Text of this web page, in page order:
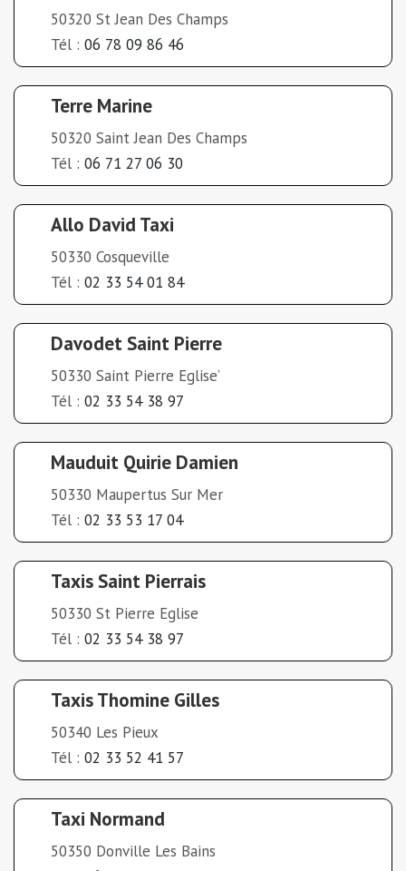
50320 St Jean Des Champs
Tél : 06 78 09 86 46
Terre Marine
50320 Saint Jean Des Champs
Tél : 06 71 27 06 30
Allo David Taxi
50330 Cosqueville
Tél : 02 33 54 01 84
Davodet Saint Pierre
50330 Saint Pierre Eglise’
Tél : 02 33 54 38 97
Mauduit Quirie Damien
50330 Maupertus Sur Mer
Tél : 02 33 53 17 04
Taxis Saint Pierrais
50330 St Pierre Eglise
Tél : 02 33 54 38 97
Taxis Thomine Gilles
50340 Les Pieux
Tél : 02 33 52 41 57
Taxi Normand
50350 Donville Les Bains